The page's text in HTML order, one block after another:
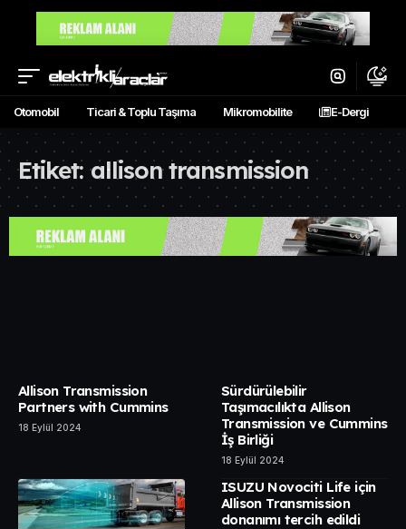
Otomobil Ticari & Toplu Taşıma Mikromobilite E-Dergi
Etiket:allison transmission
Allison Transmission
Partners with Cummins
18 Eylül 2024
Sürdürülebilir
Taşımacılıkta Allison
Transmission ve Cummins
İş Birliği
18 Eylül 2024
ISUZU Novociti Life için
Allison Transmission
donanımı tercih edildi